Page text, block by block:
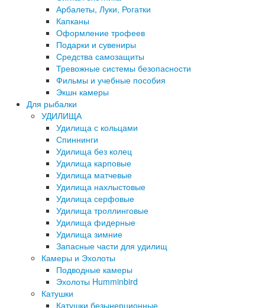
Арбалеты, Луки, Рогатки
Капканы
Оформление трофеев
Подарки и сувениры
Средства самозащиты
Тревожные системы безопасности
Фильмы и учебные пособия
Экшн камеры
Для рыбалки
УДИЛИЩА
Удилища с кольцами
Спиннинги
Удилища без колец
Удилища карповые
Удилища матчевые
Удилища нахлыстовые
Удилища серфовые
Удилища троллинговые
Удилища фидерные
Удилища зимние
Запасные части для удилищ
Камеры и Эхолоты
Подводные камеры
Эхолоты Humminbird
Катушки
Катушки безынерционные